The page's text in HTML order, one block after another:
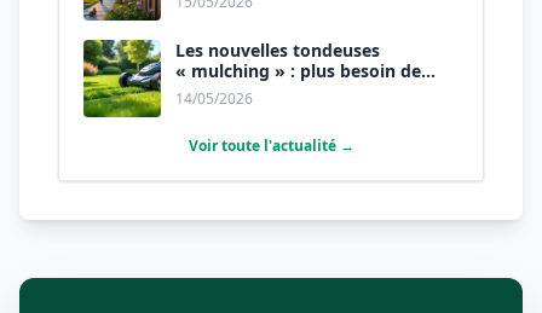
Les nouvelles tondeuses
« mulching » : plus besoin de
ramasser l’herbe.
14/05/2026
Voir toute l'actualité →